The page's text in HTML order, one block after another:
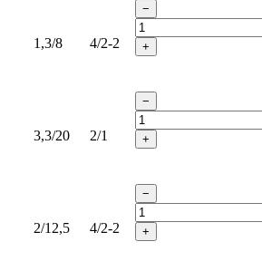
1,3/8 4/2-2
−
+
3,3/20 2/1
−
+
2/12,5 4/2-2
−
+